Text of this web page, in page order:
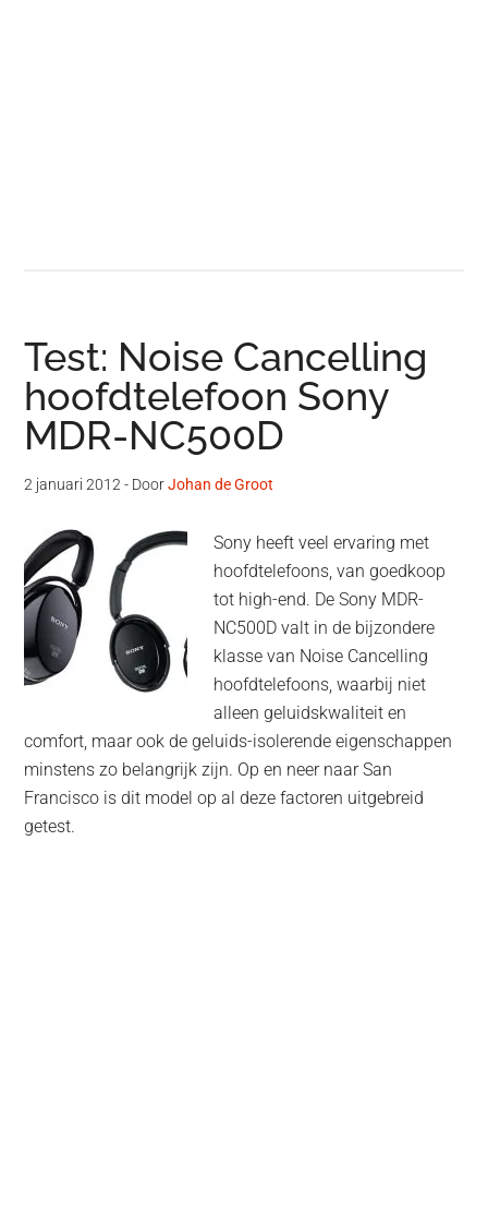
Test: Noise Cancelling
hoofdtelefoon Sony
MDR-NC500D
2 januari 2012 - DoorJohan de Groot
Sony heeft veel ervaring met
hoofdtelefoons, van goedkoop
tot high-end. De Sony MDR-
NC500D valt in de bijzondere
klasse van Noise Cancelling
hoofdtelefoons, waarbij niet
alleen geluidskwaliteit en
comfort, maar ook de geluids-isolerende eigenschappen
minstens zo belangrijk zijn. Op en neer naar San
Francisco is dit model op al deze factoren uitgebreid
getest.